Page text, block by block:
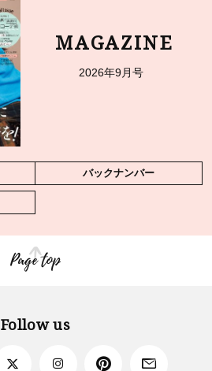
MAGAZINE
2026年9月号
バックナンバー
Page top
Follow us